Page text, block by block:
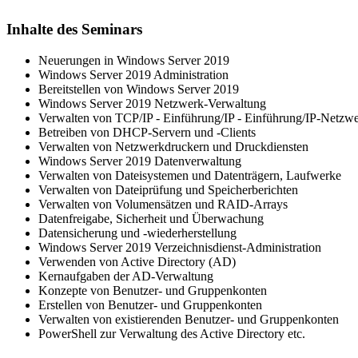
Inhalte des Seminars
Neuerungen in Windows Server 2019
Windows Server 2019 Administration
Bereitstellen von Windows Server 2019
Windows Server 2019 Netzwerk-Verwaltung
Verwalten von TCP/IP - Einführung/IP - Einführung/IP-
Betreiben von DHCP-Servern und -Clients
Verwalten von Netzwerkdruckern und Druckdiensten
Windows Server 2019 Datenverwaltung
Verwalten von Dateisystemen und Datenträgern, Laufwerke
Verwalten von Dateiprüfung und Speicherberichten
Verwalten von Volumensätzen und RAID-Arrays
Datenfreigabe, Sicherheit und Überwachung
Datensicherung und -wiederherstellung
Windows Server 2019 Verzeichnisdienst-Administration
Verwenden von Active Directory (AD)
Kernaufgaben der AD-Verwaltung
Konzepte von Benutzer- und Gruppenkonten
Erstellen von Benutzer- und Gruppenkonten
Verwalten von existierenden Benutzer- und Gruppenkonten
PowerShell zur Verwaltung des Active Directory etc.